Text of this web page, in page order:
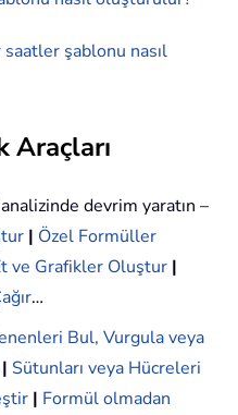
şablonu nasıl
Araçları
devrim yaratın –
| Özel Formüller
ve Grafikler Oluştur |
…
Bul, Vurgula veya
| Sütunları veya Hücreleri
| Formül olmadan